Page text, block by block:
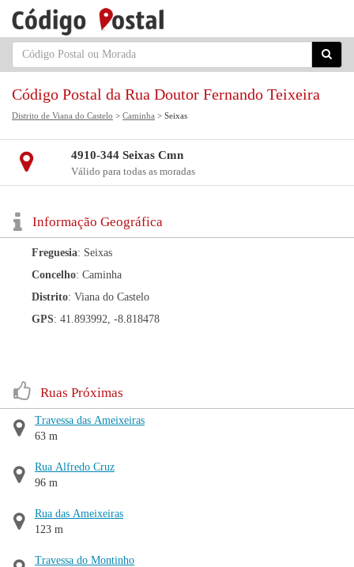
Código Postal da Rua Doutor Fernando Teixeira
Distrito de Viana do Castelo > Caminha > Seixas
4910-344 Seixas Cmn
Válido para todas as moradas
Informação Geográfica
Freguesia: Seixas
Concelho: Caminha
Distrito: Viana do Castelo
GPS: 41.893992, -8.818478
Ruas Próximas
Travessa das Ameixeiras
63 m
Rua Alfredo Cruz
96 m
Rua das Ameixeiras
123 m
Travessa do Montinho